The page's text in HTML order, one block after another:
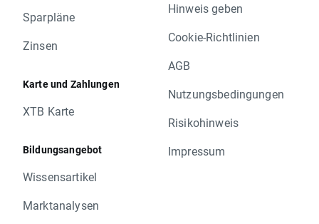
Sparpläne
Zinsen
Karte und Zahlungen
XTB Karte
Bildungsangebot
Wissensartikel
Marktanalysen
Hinweis geben
Cookie-Richtlinien
AGB
Nutzungsbedingungen
Risikohinweis
Impressum